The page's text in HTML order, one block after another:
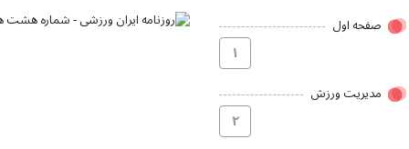
صفحه اول
۱
مدیریت ورزش
۲